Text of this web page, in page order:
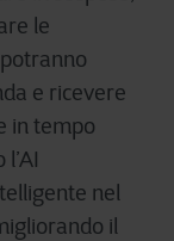
le
e ricevere
in tempo
nel
il